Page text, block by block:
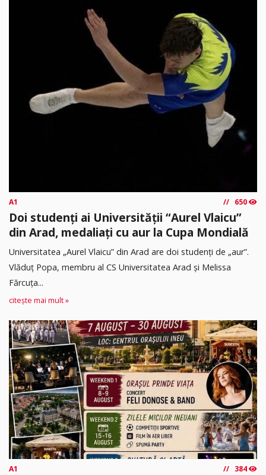
A1 650
Doi studenți ai Universității “Aurel Vlaicu”
din Arad, medaliați cu aur la Cupa Mondială
Universitatea „Aurel Vlaicu” din Arad are doi studenți de „aur”.
Vlăduț Popa, membru al CS Universitatea Arad și Melissa
Fărcuța...
citește mai mult »
A1 384